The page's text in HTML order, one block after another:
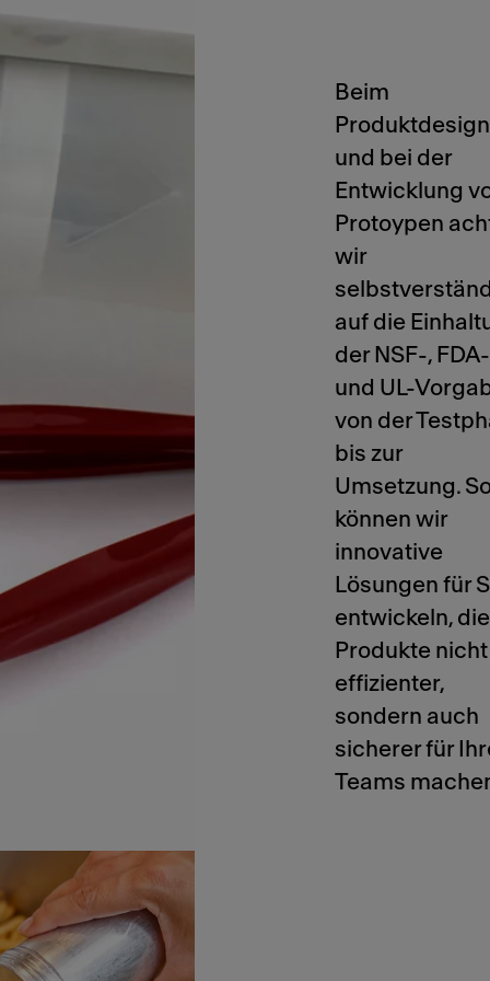
Beim
Produktdesign
und bei der
Entwicklung
Protoypen
wir
auf die
der NSF-, FDA-
und UL-
von der
bis zur
Umsetzung.
können wir
innovative
Lösungen für
entwickeln, die
Produkte
effizienter,
sondern auch
sicherer für
Teams